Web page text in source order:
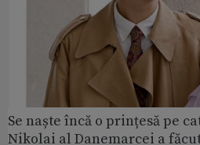
Se naște încă o prințesă pe
Nikolai al Danemarcei a